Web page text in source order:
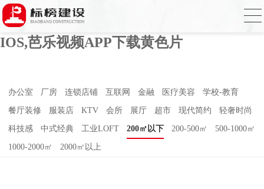
芭乐APP官方网站下载进入,芭乐APP下载
网址进入18免费破解,芭乐视频APP下载
IOS,芭乐视频APP下载黄色片
办公室 厂房 连锁店铺 互联网 金融 医疗美容 学校-教育
餐厅装修 服装店 KTV 会所 展厅 超市 现代简约 轻奢时尚
科技感 中式经典 工业LOFT 200㎡以下 200-500㎡ 500-1000㎡
1000-2000㎡ 2000㎡以上